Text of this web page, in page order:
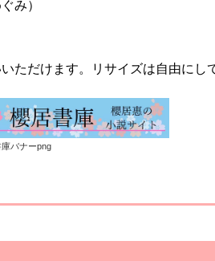
み）
ただけます。リサイズは自由にし
バナーpng